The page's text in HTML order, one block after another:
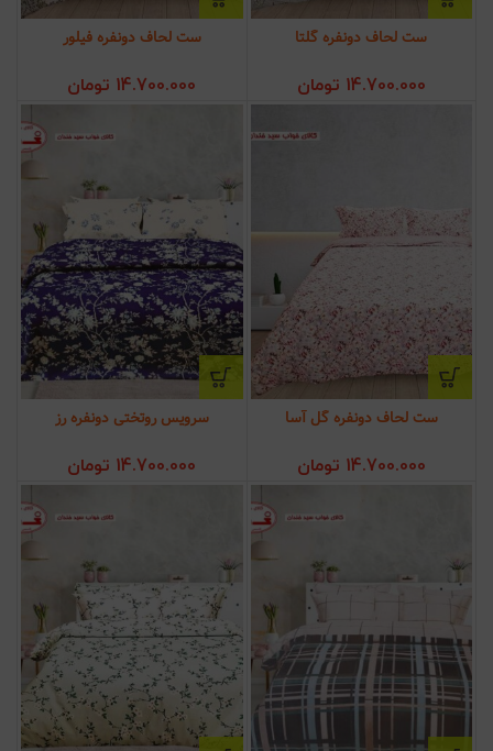
ست لحاف دونفره گلتا
14.700.000 تومان
ست لحاف دونفره فیلور
14.700.000 تومان
ست لحاف دونفره گل آسا
14.700.000 تومان
سرویس روتختی دونفره رز
14.700.000 تومان